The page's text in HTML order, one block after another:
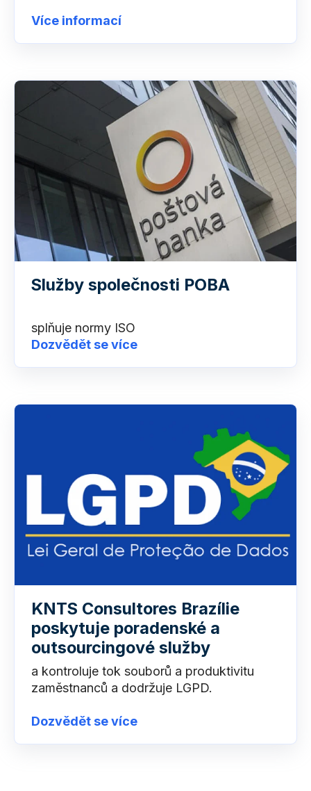
Více informací
Služby společnosti POBA
splňuje normy ISO
Dozvědět se více
KNTS Consultores Brazílie
poskytuje poradenské a
outsourcingové služby
a kontroluje tok souborů a produktivitu
zaměstnanců a dodržuje LGPD.
Dozvědět se více